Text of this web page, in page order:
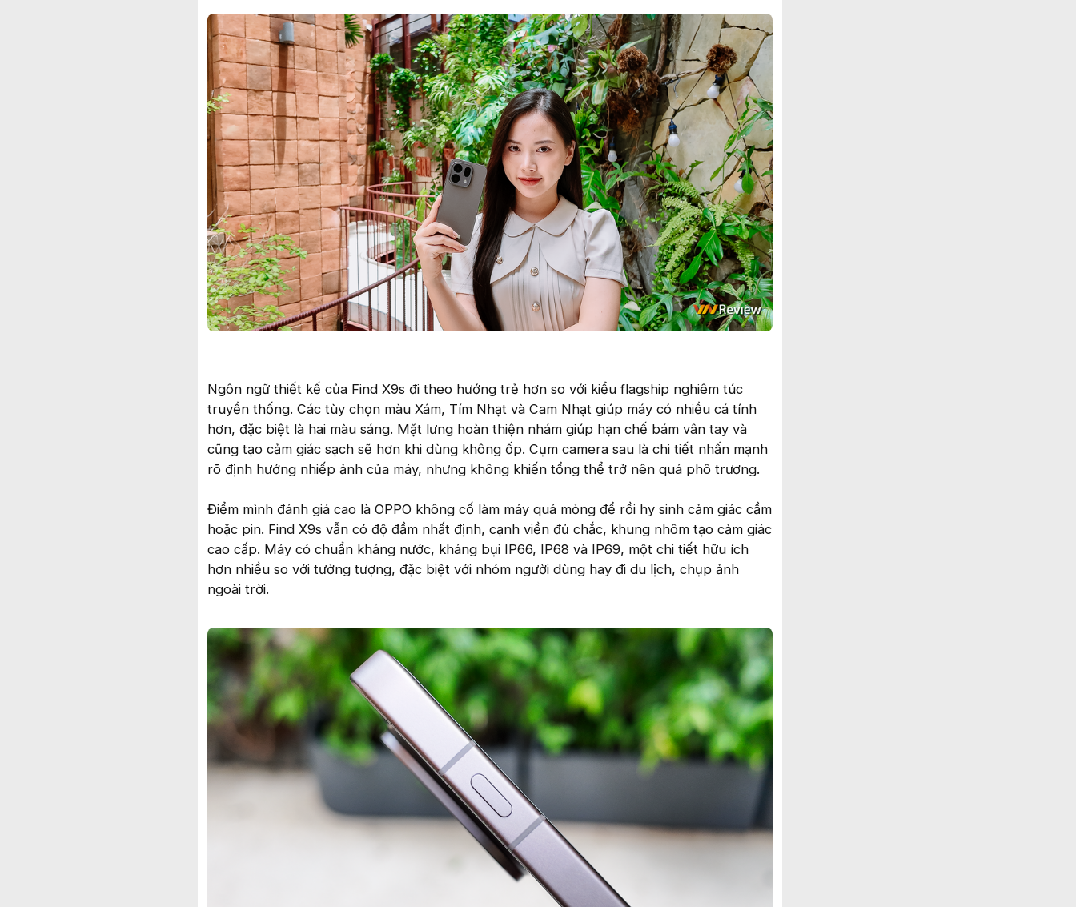
Ngôn ngữ thiết kế của Find X9s đi theo hướng trẻ hơn so với kiểu flagship nghiêm túc
truyền thống. Các tùy chọn màu Xám, Tím Nhạt và Cam Nhạt giúp máy có nhiều cá tính
hơn, đặc biệt là hai màu sáng. Mặt lưng hoàn thiện nhám giúp hạn chế bám vân tay và
cũng tạo cảm giác sạch sẽ hơn khi dùng không ốp. Cụm camera sau là chi tiết nhấn mạnh
rõ định hướng nhiếp ảnh của máy, nhưng không khiến tổng thể trở nên quá phô trương.
Điểm mình đánh giá cao là OPPO không cố làm máy quá mỏng để rồi hy sinh cảm giác cầm
hoặc pin. Find X9s vẫn có độ đầm nhất định, cạnh viền đủ chắc, khung nhôm tạo cảm giác
cao cấp. Máy có chuẩn kháng nước, kháng bụi IP66, IP68 và IP69, một chi tiết hữu ích
hơn nhiều so với tưởng tượng, đặc biệt với nhóm người dùng hay đi du lịch, chụp ảnh
ngoài trời.